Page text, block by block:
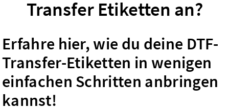
Transfer Etiketten an?
Erfahre hier, wie du deine DTF-
Transfer-Etiketten in wenigen
einfachen Schritten anbringen
kannst!